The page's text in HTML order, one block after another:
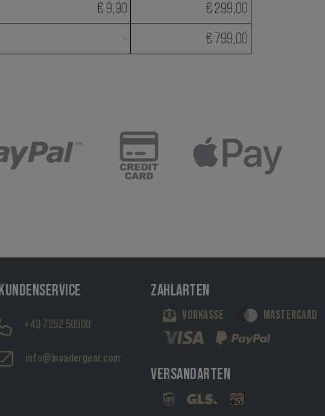
€ 9,90
€ 299,00
- € 799,00
KUNDENSERVICE
+43 7252 50900
info@invadergear.com
ZAHLARTEN
VORKASSE MASTERCARD
VERSANDARTEN